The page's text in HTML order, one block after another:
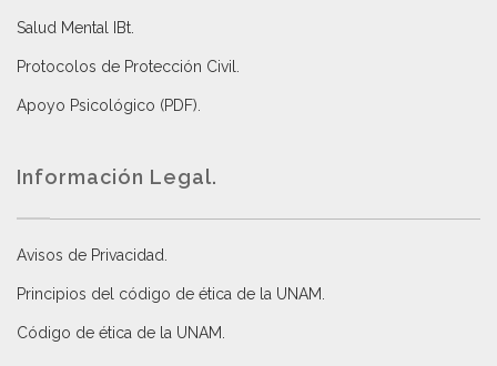
Salud Mental IBt
Protocolos de Protección Civil
Apoyo Psicológico (PDF)
Información Legal.
Avisos de Privacidad
Principios del código de ética de la UNAM
Código de ética de la UNAM